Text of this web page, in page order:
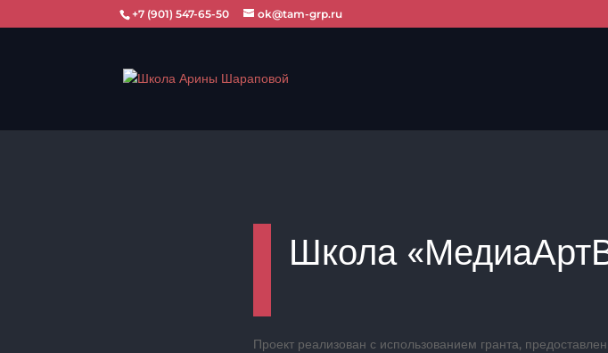
+7 (901) 547-65-50 ok@tam-grp.ru
Школа
Проект реализован с использованием гранта,